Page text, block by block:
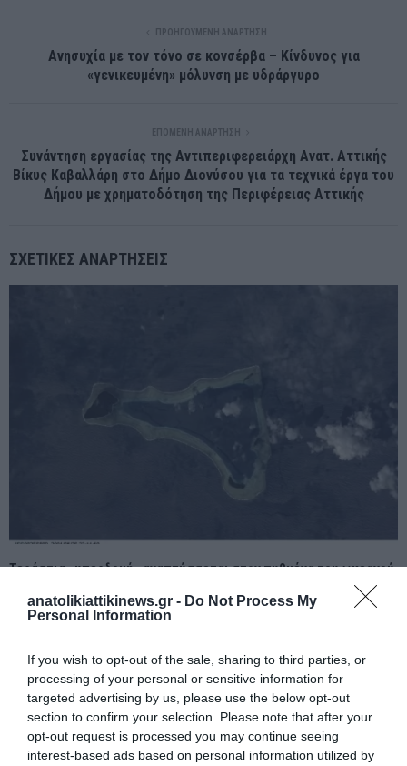
anatolikiattikinews.gr - Do Not Process My
Personal Information
If you wish to opt-out of the sale, sharing to third parties, or
processing of your personal or sensitive information for
targeted advertising by us, please use the below opt-out
section to confirm your selection. Please note that after your
opt-out request is processed you may continue seeing
interest-based ads based on personal information utilized by
ΠΡΟΗΓΟΎΜΕΝΗ ΑΝΆΡΤΗΣΗ
Ανησυχία με τον τόνο σε κονσέρβα – Κίνδυνος για
«γενικευμένη» μόλυνση με υδράργυρο
ΕΠΌΜΕΝΗ ΑΝΆΡΤΗΣΗ
Συνάντηση εργασίας της Αντιπεριφερειάρχη Ανατ. Αττικής
Βίκυς Καβαλλάρη στο Δήμο Διονύσου για τα τεχνικά έργα του
Δήμου με χρηματοδότηση της Περιφέρειας Αττικής
ΣΧΕΤΙΚΈΣ ΑΝΑΡΤΉΣΕΙΣ
Τεράστια «υπερδομή» αναπτύσσεται στον πυθμένα του ωκεανού
από την εποχή των δεινοσαύρων – Το μυστήριο που προσπαθούν
να λύσουν οι επιστήμονες